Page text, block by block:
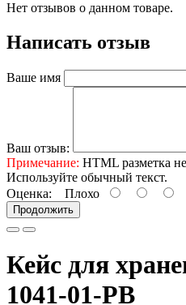
Нет отзывов о данном товаре.
Написать отзыв
Ваше имя
Ваш отзыв:
Примечание: HTML разметка
Используйте обычный текст.
Оценка: Плохо
Продолжить
Кейс для
1041-01-PB